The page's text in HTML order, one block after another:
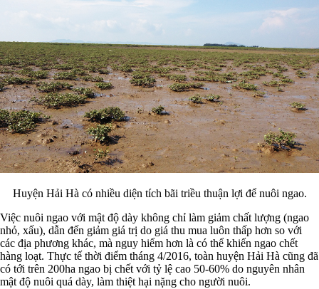
Huyện Hải Hà có nhiều diện tích bãi triều thuận lợi để nuôi ngao.
Việc nuôi ngao với mật độ dày không chỉ làm giảm chất lượng (ngao
nhỏ, xấu), dẫn đến giảm giá trị do giá thu mua luôn thấp hơn so với
các địa phương khác, mà nguy hiểm hơn là có thể khiến ngao chết
hàng loạt. Thực tế thời điểm tháng 4/2016, toàn huyện Hải Hà cũng đã
có tới trên 200ha ngao bị chết với tỷ lệ cao 50-60% do nguyên nhân
mật độ nuôi quá dày, làm thiệt hại nặng cho người nuôi.